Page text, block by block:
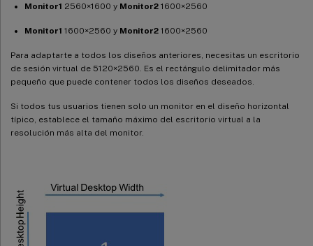
Monitor1 2560×1600 y Monitor2 1600×2560
Monitor1 1600×2560 y Monitor2 1600×2560
Para adaptarte a todos los diseños anteriores, necesitas un escritorio
de sesión virtual de 5120×2560. Es el rectángulo delimitador más
pequeño que puede contener todos los diseños deseados.
Si todos tus usuarios tienen solo un monitor en el diseño horizontal
típico, establece el tamaño máximo del escritorio virtual a la
resolución más alta del monitor.